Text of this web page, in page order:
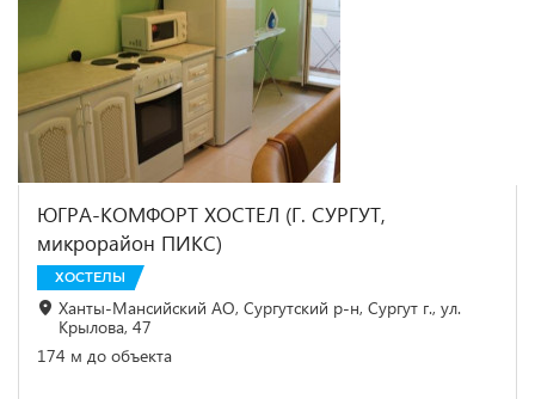
ЮГРА-КОМФОРТ ХОСТЕЛ (Г. СУРГУТ,
микрорайон ПИКС)
ХОСТЕЛЫ
Ханты-Мансийский АО, Сургутский р-н, Сургут г., ул.
Крылова, 47
174 м до объекта